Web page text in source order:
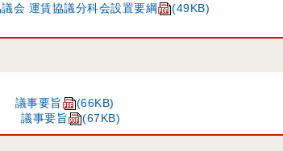
会 運賃協議分科会設置要綱
(49KB)
) 議事要旨
(66KB)
議事要旨 (67KB)